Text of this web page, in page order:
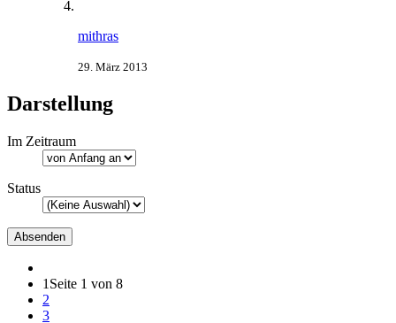
mithras
29. März 2013
Darstellung
Im Zeitraum
Status
1 Seite 1 von 8
2
3